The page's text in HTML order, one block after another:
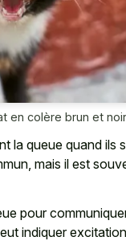
en colère brun et noir
la queue quand ils
mais il est
pour
indiquer